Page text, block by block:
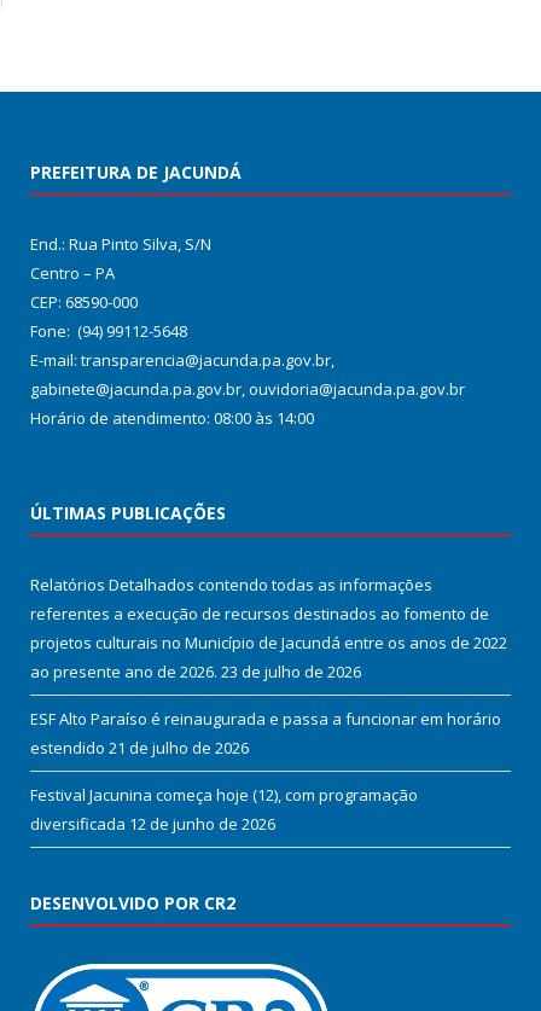
PREFEITURA DE JACUNDÁ
End.: Rua Pinto Silva, S/N
Centro – PA
CEP: 68590-000
Fone: (94) 99112-5648
E-mail: transparencia@jacunda.pa.gov.br,
gabinete@jacunda.pa.gov.br, ouvidoria@jacunda.pa.gov.br
Horário de atendimento: 08:00 às 14:00
ÚLTIMAS PUBLICAÇÕES
Relatórios Detalhados contendo todas as informações
referentes a execução de recursos destinados ao fomento de
projetos culturais no Município de Jacundá entre os anos de 2022
ao presente ano de 2026. 23 de julho de 2026
ESF Alto Paraíso é reinaugurada e passa a funcionar em horário
estendido 21 de julho de 2026
Festival Jacunina começa hoje (12), com programação
diversificada 12 de junho de 2026
DESENVOLVIDO POR CR2